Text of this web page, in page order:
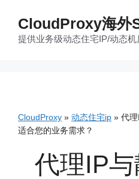
CloudProxy海外
提供业务级动态住宅IP/动态机
CloudProxy » 动态住宅ip » 代
适合您的业务需求？
代理IP